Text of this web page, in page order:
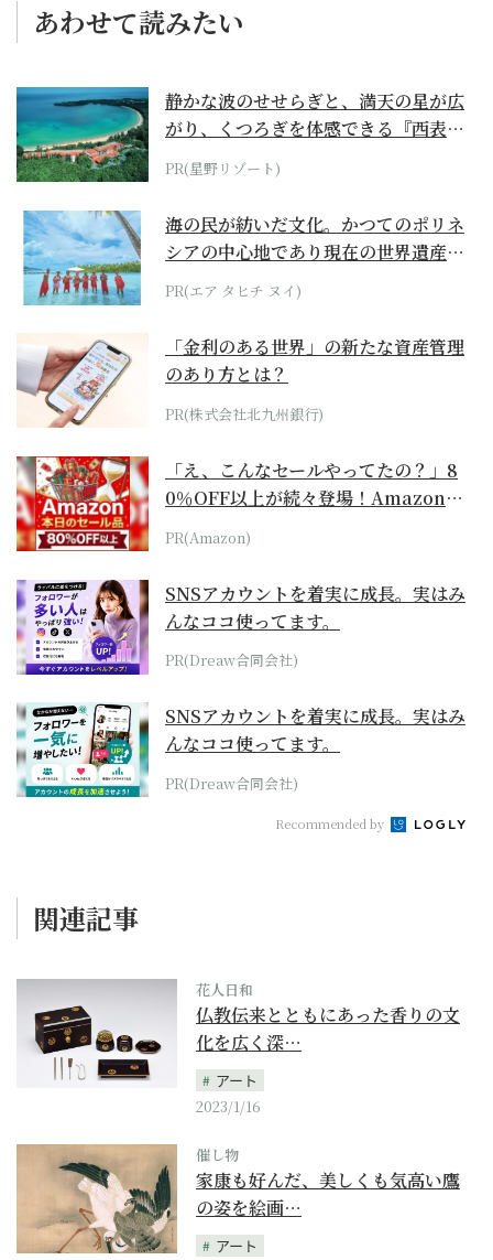
あわせて読みたい
静かな波のせせらぎと、満天の星が広
がり、くつろぎを体感できる『西表島
ホテル by...
PR(星野リゾート)
海の民が紡いだ文化。かつてのポリネ
シアの中心地であり現在の世界遺産か
らみえてくる...
PR(エア タヒチ ヌイ)
「金利のある世界」の新たな資産管理
のあり方とは？
PR(株式会社北九州銀行)
「え、こんなセールやってたの？」8
0％OFF以上が続々登場！Amazonの
本気が...
PR(Amazon)
SNSアカウントを着実に成長。実はみ
んなココ使ってます。
PR(Dreaw合同会社)
SNSアカウントを着実に成長。実はみ
んなココ使ってます。
PR(Dreaw合同会社)
Recommended by
関連記事
花人日和
仏教伝来とともにあった香りの文
化を広く深…
アート
2023/1/16
催し物
家康も好んだ、美しくも気高い鷹
の姿を絵画…
アート